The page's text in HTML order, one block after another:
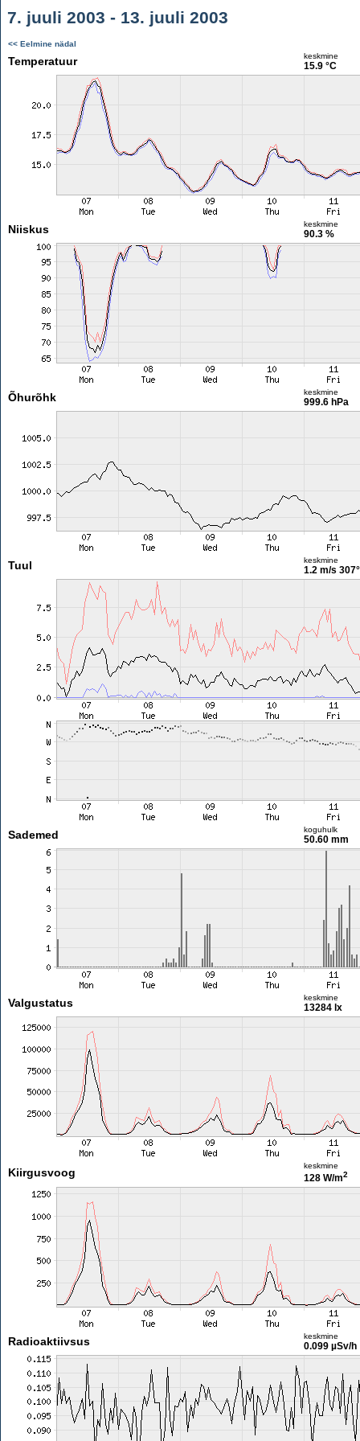
7. juuli 2003 - 13. juuli 2003
<< Eelmine nädal
Temperatuur keskmine
15.9 °C
Niiskus keskmine
90.3 %
Õhurõhk keskmine
999.6 hPa
Tuul keskmine
1.2 m/s 307°
Sademed koguhulk
50.60 mm
Valgustatus keskmine
13284 lx
Kiirgusvoog
keskmine
128 W/m2
Radioaktiivsus keskmine
0.099 µSv/h